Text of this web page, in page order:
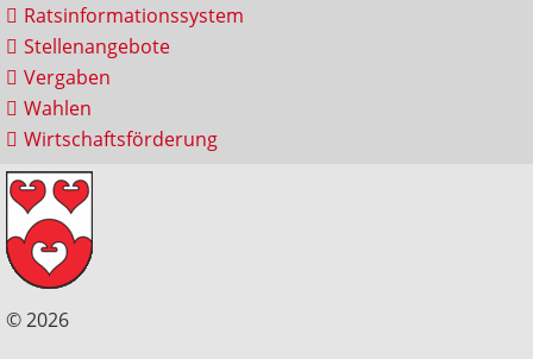
Ratsinformationssystem
Stellenangebote
Vergaben
Wahlen
Wirtschaftsförderung
© 2026